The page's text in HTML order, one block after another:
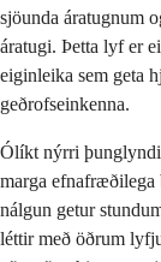
sjöunda áratugnum
áratugi. Þetta lyf er
eiginleika sem geta
geðrofseinkenna.
Ólíkt nýrri
marga efnafræðilega
nálgun getur
léttir með öðrum